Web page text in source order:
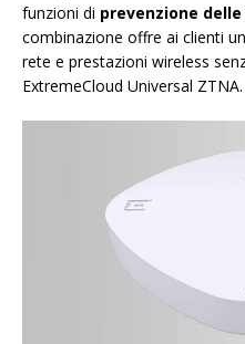
funzioni di prevenzione
combinazione offre ai clienti
rete e prestazioni wireless
ExtremeCloud Universal ZTNA.